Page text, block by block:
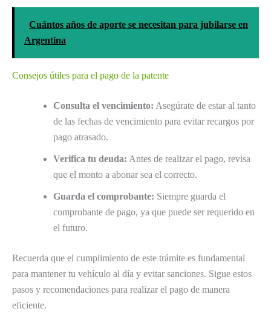
Cuántos años de aporte se necesitan para jubilarse en
Argentina
Consejos útiles para el pago de la patente
Consulta el vencimiento: Asegúrate de estar al tanto
de las fechas de vencimiento para evitar recargos por
pago atrasado.
Verifica tu deuda: Antes de realizar el pago, revisa
que el monto a abonar sea el correcto.
Guarda el comprobante: Siempre guarda el
comprobante de pago, ya que puede ser requerido en
el futuro.
Recuerda que el cumplimiento de este trámite es fundamental
para mantener tu vehículo al día y evitar sanciones. Sigue estos
pasos y recomendaciones para realizar el pago de manera
eficiente.